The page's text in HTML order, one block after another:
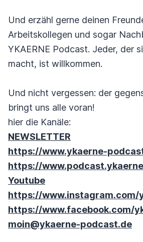
Und erzähl gerne deinen
Arbeitskollegen und sogar
YKAERNE Podcast. Jeder, der
macht, ist willkommen.
Und nicht vergessen: der
bringt uns alle voran!
hier die Kanäle:
NEWSLETTER
https://www.ykaerne-
https://
Youtube
https://www.instagram.com/
https://www.facebook.com/
moin@ykaerne-podcast.de